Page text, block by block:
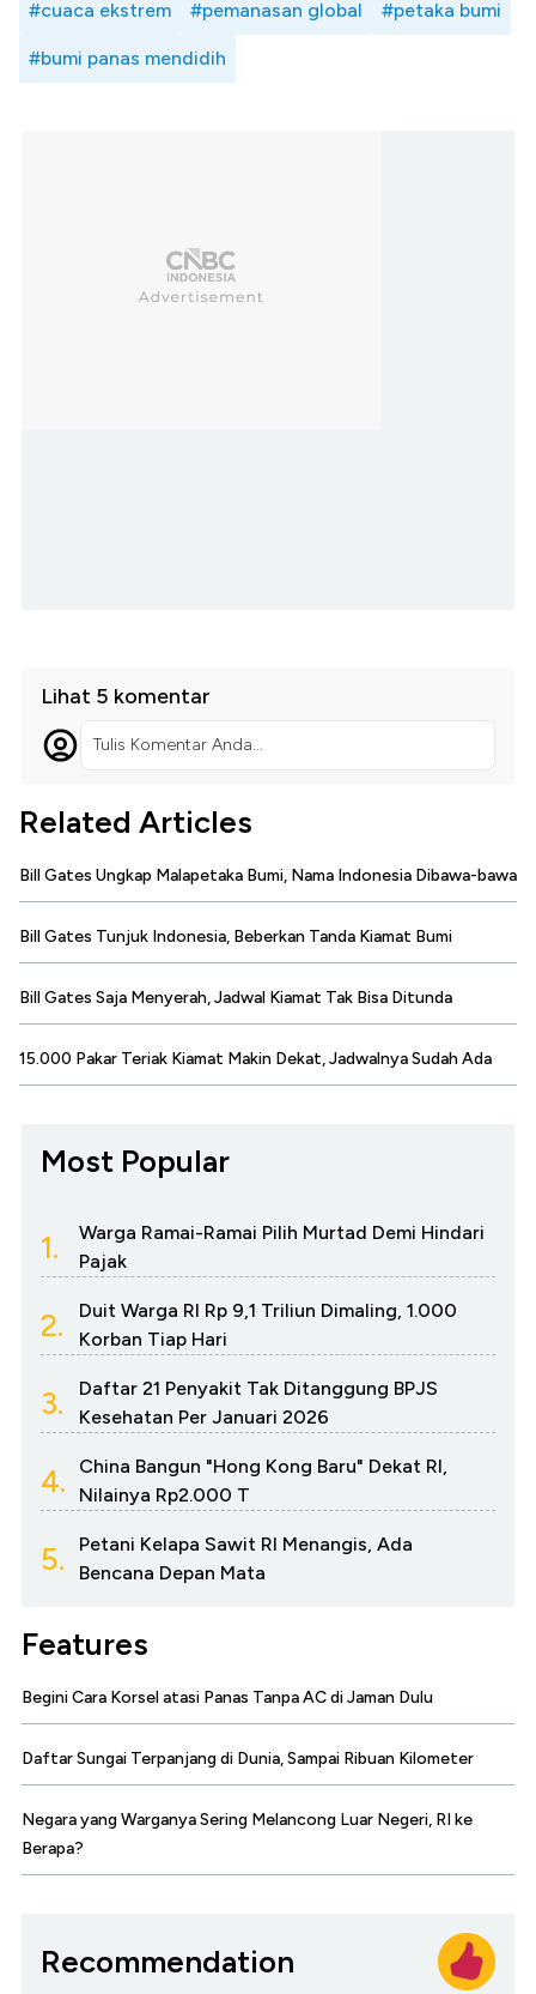
#cuaca ekstrem #pemanasan global #petaka bumi
#bumi panas mendidih
Lihat 5 komentar
Tulis Komentar Anda...
Related Articles
Bill Gates Ungkap Malapetaka Bumi, Nama Indonesia Dibawa-bawa
Bill Gates Tunjuk Indonesia, Beberkan Tanda Kiamat Bumi
Bill Gates Saja Menyerah, Jadwal Kiamat Tak Bisa Ditunda
15.000 Pakar Teriak Kiamat Makin Dekat, Jadwalnya Sudah Ada
Most Popular
1.
Warga Ramai-Ramai Pilih Murtad Demi Hindari
Pajak
2.
Duit Warga RI Rp 9,1 Triliun Dimaling, 1.000
Korban Tiap Hari
3.
Daftar 21 Penyakit Tak Ditanggung BPJS
Kesehatan Per Januari 2026
4.
China Bangun "Hong Kong Baru" Dekat RI,
Nilainya Rp2.000 T
5.
Petani Kelapa Sawit RI Menangis, Ada
Bencana Depan Mata
Features
Begini Cara Korsel atasi Panas Tanpa AC di Jaman Dulu
Daftar Sungai Terpanjang di Dunia, Sampai Ribuan Kilometer
Negara yang Warganya Sering Melancong Luar Negeri, RI ke
Berapa?
Recommendation